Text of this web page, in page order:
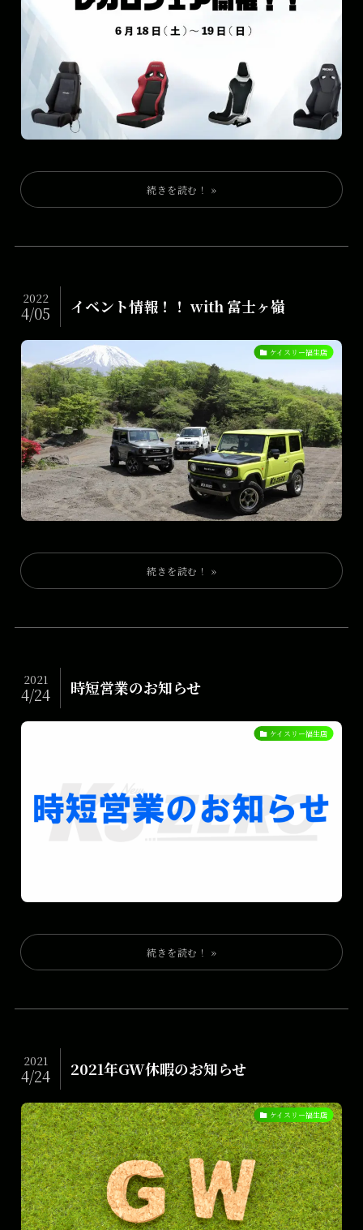
イベント情報！！ with 富士ヶ嶺
2022
4/05
ケイスリー福生店
時短営業のお知らせ
2021
4/24
ケイスリー福生店
2021年GW休暇のお知らせ
2021
4/24
ケイスリー福生店